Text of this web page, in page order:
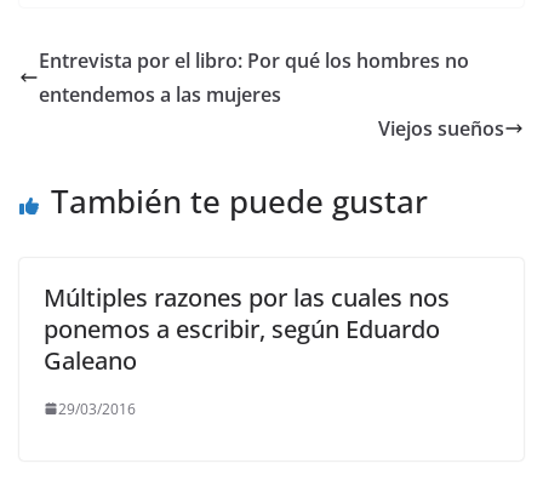
e
b
k
er l s
A
gr y
Entrevista por el libro: Por qué los hombres no
entendemos a las mujeres
Viejos sueños
También te puede gustar
Múltiples razones por las cuales nos
ponemos a escribir, según Eduardo
Galeano
29/03/2016